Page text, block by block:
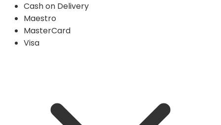
Cash on Delivery
Maestro
MasterCard
Visa